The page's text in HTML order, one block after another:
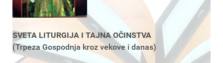
SVETA LITURGIJA I TAJNA OČINSTVA
(Trpeza Gospodnja kroz vekove i danas)